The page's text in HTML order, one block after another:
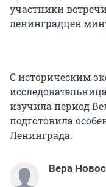
участники
ленинградцев
С историческим
изучила период
подготовила
Ленинграда.
Вера